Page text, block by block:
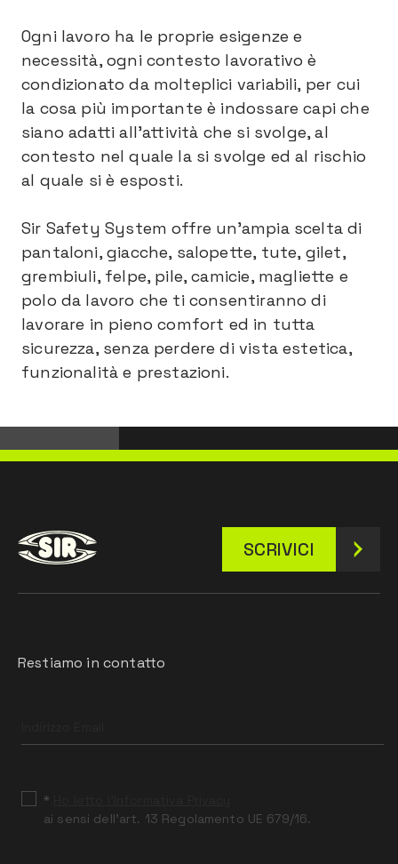
Ogni lavoro ha le proprie esigenze e
necessità, ogni contesto lavorativo è
condizionato da molteplici variabili, per cui
la cosa più importante è indossare capi che
siano adatti all’attività che si svolge, al
contesto nel quale la si svolge ed al rischio
al quale si è esposti.
Sir Safety System offre un’ampia scelta di
pantaloni, giacche, salopette, tute, gilet,
grembiuli, felpe, pile, camicie, magliette e
polo da lavoro che ti consentiranno di
lavorare in pieno comfort ed in tutta
sicurezza, senza perdere di vista estetica,
funzionalità e prestazioni.
SCRIVICI
Restiamo in contatto
field
*
ai sensi dell’art. 13 Regolamento UE 679/16.